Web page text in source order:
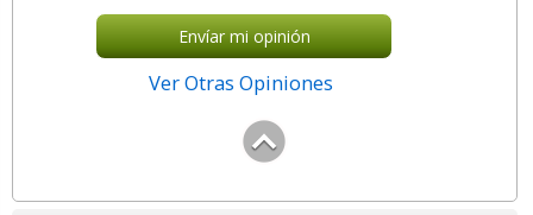
Envíar mi opinión
Ver Otras Opiniones